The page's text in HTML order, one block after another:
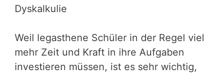
Weil legasthene Schüler in der Regel viel
mehr Zeit und Kraft in ihre Aufgaben
investieren müssen, ist es sehr wichtig,